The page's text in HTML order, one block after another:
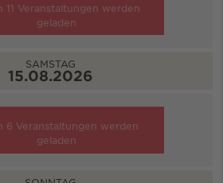
11 Veranstaltungen werden
geladen
SAMSTAG
15.08.2026
6 Veranstaltungen werden
geladen